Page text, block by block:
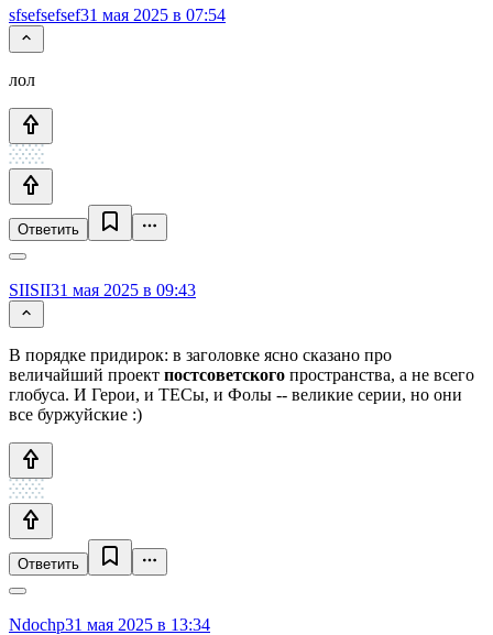
sfsefsefsef31 мая 2025 в 07:54
лол
Ответить
SIISII31 мая 2025 в 09:43
В порядке придирок: в заголовке ясно сказано про
величайший проект постсоветского пространства, а не всего
глобуса. И Герои, и ТЕСы, и Фолы -- великие серии, но они
все буржуйские :)
Ответить
Ndochp31 мая 2025 в 13:34